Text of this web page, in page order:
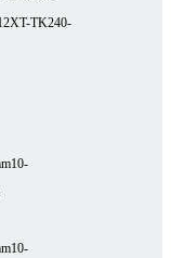
XT-TK240-
10-
10-